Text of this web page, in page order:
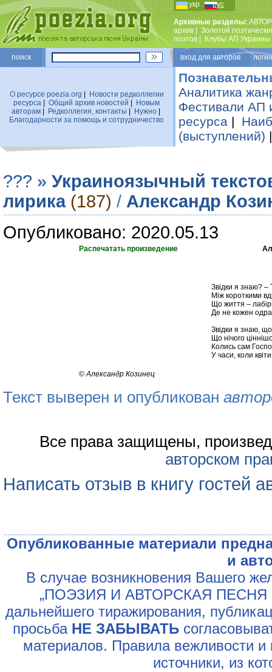
укр рус
Архивные разделы:
архив
Золотой
поэтов
Клубы АП Украины
поиск вход для авторов
О ресурсе poezia.org
Новости редколлегии
ресурса
Общий архив новостей
Новым
авторам| Редколлегия, контакты Нужно|
Благодарности за помощь и сотрудничество
Аналитика
Фестивали АП
ресурса |
(выступлений)
??? » Украиноязычный
лирика (187) / Александр
Опубликовано: 2020.05.13
Распечатать произведение
Звідки я знаю? –
Між короткими
Що життя –
Де не кожен
Звідки я знаю,
Що нічого
Колись сам
У часи, коли
©Александр Козинец
Текст выверен и опубликован
Все права защищены,
авторском
Написать отзыв в книгу гостей
Опубликованные материали
и
В случае возникновения Вашего
„ПОЭЗИЯ И АВТОРСКАЯ ПЕСНЯ
дальнейшего тиражирования,
просьба НЕ ЗАБЫВАТЬ
материалов. Правила вежливости и
источники, из